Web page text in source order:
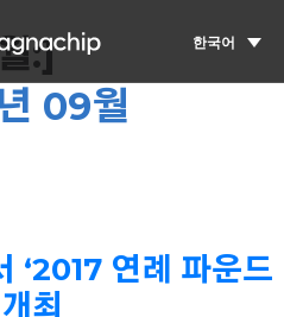
한국어
:]
09월
‘2017 연례 파운드
최